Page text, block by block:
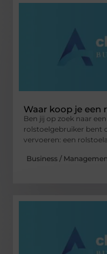
Waar koop je een
Ben jij op zoek naar
rolstoelgebruiker bent
vervoeren: een
Business /